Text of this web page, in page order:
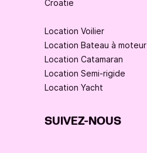
Croatie
Location Voilier
Location Bateau à moteur
Location Catamaran
Location Semi-rigide
Location Yacht
SUIVEZ-NOUS